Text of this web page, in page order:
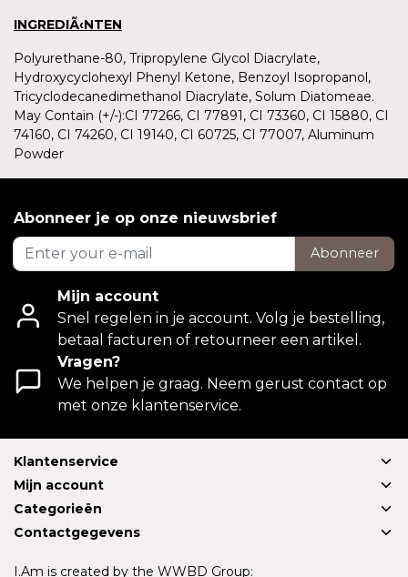
INGREDIÃ‹NTEN
Polyurethane-80, Tripropylene Glycol Diacrylate,
Hydroxycyclohexyl Phenyl Ketone, Benzoyl Isopropanol,
Tricyclodecanedimethanol Diacrylate, Solum Diatomeae.
May Contain (+/-):CI 77266, CI 77891, CI 73360, CI 15880, CI
74160, CI 74260, CI 19140, CI 60725, CI 77007, Aluminum
Powder
Abonneer je op onze nieuwsbrief
Abonneer
Mijn account
Snel regelen in je account. Volg je bestelling,
betaal facturen of retourneer een artikel.
Vragen?
We helpen je graag. Neem gerust contact op
met onze klantenservice.
Klantenservice
Mijn account
Categorieën
Contactgegevens
I.Am is created by the WWBD Group: